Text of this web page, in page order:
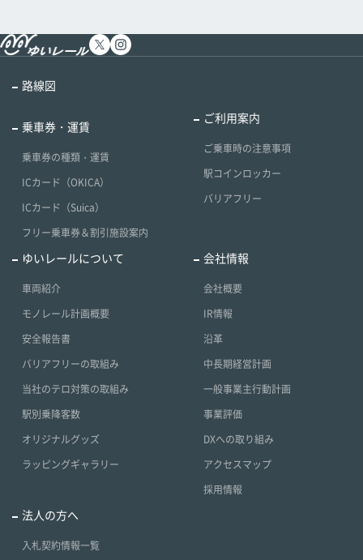
路線図
乗車券・運賃
乗車券の種類・運賃
ICカード（OKICA）
ICカード（Suica）
フリー乗車券＆割引施設案内
ご利用案内
ご乗車時の注意事項
駅コインロッカー
バリアフリー
ゆいレールについて
車両紹介
モノレール計画概要
安全報告書
バリアフリーの取組み
当社のテロ対策の取組み
駅別乗降客数
オリジナルグッズ
ラッピングギャラリー
会社情報
会社概要
IR情報
沿革
中長期経営計画
一般事業主行動計画
事業評価
DXへの取り組み
アクセスマップ
採用情報
法人の方へ
入札契約情報一覧